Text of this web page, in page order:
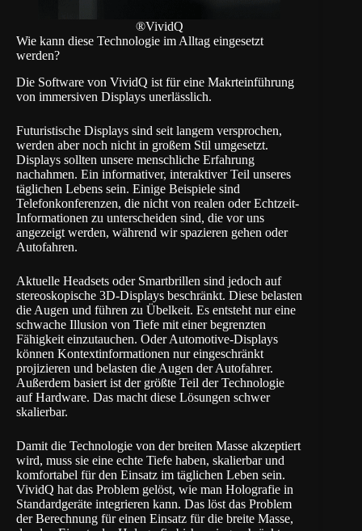
®VividQ
Wie kann diese Technologie im Alltag eingesetzt
werden?
Die Software von VividQ ist für eine Makrteinführung
von immersiven Displays unerlässlich.
Futuristische Displays sind seit langem versprochen,
werden aber noch nicht in großem Stil umgesetzt.
Displays sollten unsere menschliche Erfahrung
nachahmen. Ein informativer, interaktiver Teil unseres
täglichen Lebens sein. Einige Beispiele sind
Telefonkonferenzen, die nicht von realen oder Echtzeit-
Informationen zu unterscheiden sind, die vor uns
angezeigt werden, während wir spazieren gehen oder
Autofahren.
Aktuelle Headsets oder Smartbrillen sind jedoch auf
stereoskopische 3D-Displays beschränkt. Diese belasten
die Augen und führen zu Übelkeit. Es entsteht nur eine
schwache Illusion von Tiefe mit einer begrenzten
Fähigkeit einzutauchen. Oder Automotive-Displays
können Kontextinformationen nur eingeschränkt
projizieren und belasten die Augen der Autofahrer.
Außerdem basiert ist der größte Teil der Technologie
auf Hardware. Das macht diese Lösungen schwer
skalierbar.
Damit die Technologie von der breiten Masse akzeptiert
wird, muss sie eine echte Tiefe haben, skalierbar und
komfortabel für den Einsatz im täglichen Leben sein.
VividQ hat das Problem gelöst, wie man Holografie in
Standardgeräte integrieren kann. Das löst das Problem
der Berechnung für einen Einsatz für die breite Masse,